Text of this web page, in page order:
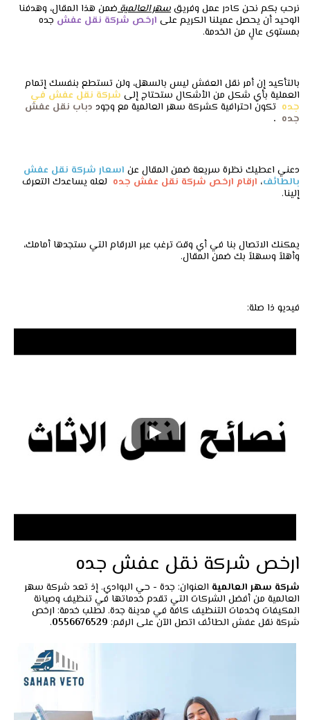
نرحب بكم نحن كادر عمل وفريقسهر العالميةضمن هذا المقال، وهدفنا
الوحيد أن يحصل عميلنا الكريم على ارخص شركة نقل عفش جده
بمستوى عالٍ من الخدمة.
بالتأكيد إن أمر نقل العفش ليس بالسهل، ولن تستطع بنفسك إتمام
العملية بأي شكل من الأشكال ستحتاج إلى شركة نقل عفش في
جده تكون احترافية كشركة سهر العالمية مع وجود دباب نقل عفش
جده .
دعني اعطيك نظرة سريعة ضمن المقال عن اسعار شركة نقل عفش
بالطائف، ارقام ارخص شركة نقل عفش جده لعله يساعدك التعرف
إلينا.
يمكنك الاتصال بنا في أي وقت ترغب عبر الارقام التي ستجدها أمامك،
وأهلاً وسهلاً بك ضمن المقال.
فيديو ذا صلة:
ارخص شركة نقل عفش جده
شركة سهر العالمية العنوان: جدة - حي البوادي. إذ تعد شركة سهر
العالمية من أفضل الشركات التي تقدم خدماتها في تنظيف وصيانة
المكيفات وخدمات التنظيف كافة في مدينة جدة. لطلب خدمة: ارخص
شركة نقل عفش الطائف اتصل الآن على الرقم: 0556676529
.